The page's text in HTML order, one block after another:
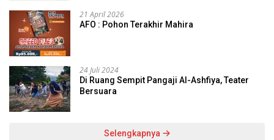
21 April 2026
AFO : Pohon Terakhir Mahira
24 Juli 2024
Di Ruang Sempit Pangaji Al-Ashfiya, Teater
Bersuara
Selengkapnya